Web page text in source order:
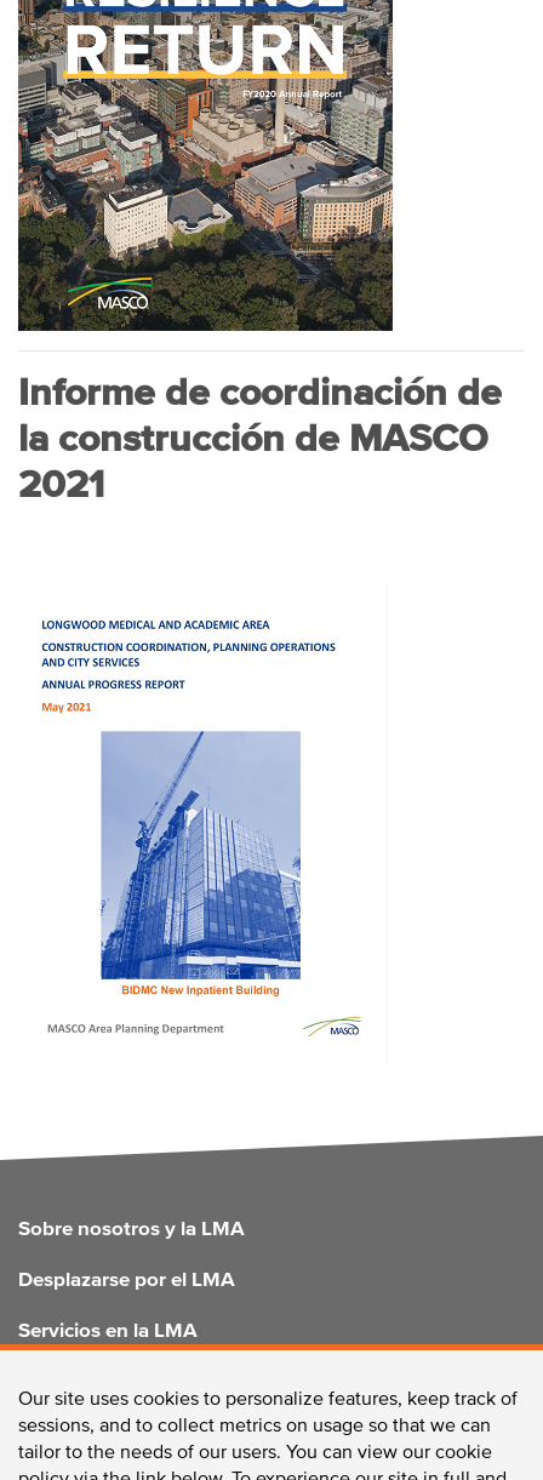
Informe de coordinación de
la construcción de MASCO
2021
FOOTER
Sobre nosotros y la LMA
Desplazarse por el LMA
Servicios en la LMA
Our site uses cookies to personalize features, keep track of
sessions, and to collect metrics on usage so that we can
tailor to the needs of our users. You can view our cookie